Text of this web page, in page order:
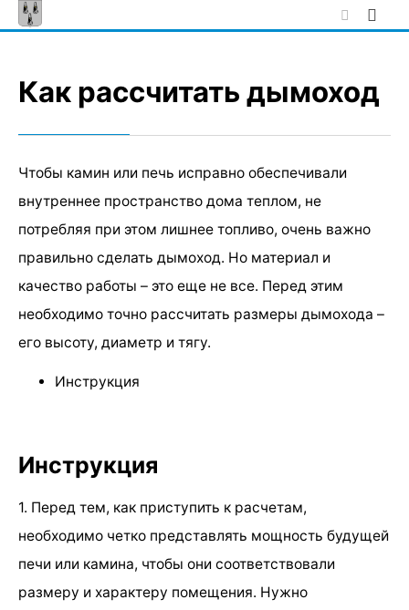
Skip
to
Как рассчитать дымоход
Чтобы камин или печь исправно обеспечивали
внутреннее пространство дома теплом, не
потребляя при этом лишнее топливо, очень важно
правильно сделать дымоход. Но материал и
качество работы – это еще не все. Перед этим
необходимо точно рассчитать размеры дымохода –
его высоту, диаметр и тягу.
Инструкция
Инструкция
1. Перед тем, как приступить к расчетам,
необходимо четко представлять мощность будущей
печи или камина, чтобы они соответствовали
размеру и характеру помещения. Нужно